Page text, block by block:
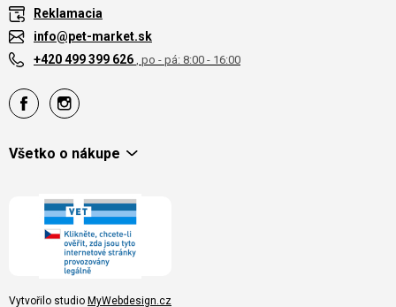
Reklamacia
info@pet-market.sk
+420 499 399 626 , po - pá: 8:00 - 16:00
Všetko o nákupe
Vytvořilo studio MyWebdesign.cz